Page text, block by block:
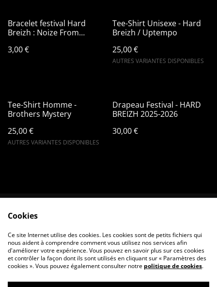
Bracelet festival Hard
Breizh : Noize From
3,00 €
Tee-Shirt Unisexe - Hard
Breizh / Uptempo
25,00 €
AUTRES VARIANTES DISPONIBLES
Tee-Shirt Homme -
Brothers Mystery
25,00 €
AUTRES VARIANTES DISPONIBLES
Drapeau Festival - HARD
BREIZH 2025-2026
30,00 €
Politique de
confidentialité
Politique de cookies
Cookies
Ce site Internet utilise des cookies. Les cookies sont de petits fichiers qui
nous aident à comprendre comment vous utilisez nos services afin
d'améliorer votre expérience. Vous pouvez en savoir plus sur ces cookies
et contrôler la façon dont ils sont utilisés en cliquant sur « Paramètres des
cookies ». Vous pouvez également consulter notre politique de cookies.